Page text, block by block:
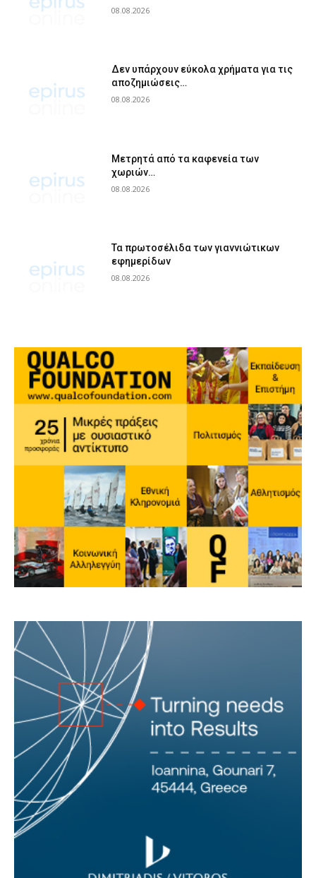
08.08.2026
Δεν υπάρχουν εύκολα χρήματα για τις
αποζημιώσεις…
08.08.2026
Μετρητά από τα καφενεία των
χωριών…
08.08.2026
Τα πρωτοσέλιδα των γιαννιώτικων
εφημερίδων
08.08.2026